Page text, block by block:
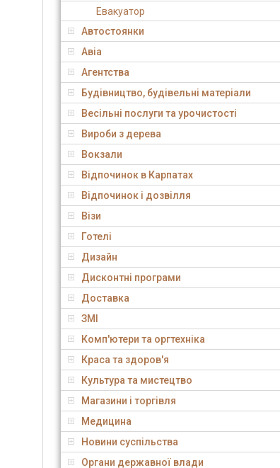
Евакуатор
Автостоянки
Авіа
Агентства
Будівництво, будівельні матеріали
Весільні послуги та урочистості
Вироби з дерева
Вокзали
Відпочинок в Карпатах
Відпочинок і дозвілля
Візи
Готелі
Дизайн
Дисконтні програми
Доставка
ЗМІ
Комп'ютери та оргтехніка
Краса та здоров'я
Культура та мистецтво
Магазини і торгівля
Медицина
Новини суспільства
Органи державної влади